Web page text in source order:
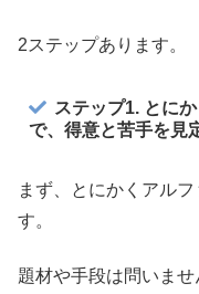
2ステップあります。
ステップ1. とに
で、得意と苦手を見
まず、とにかくアル
す。
題材や手段は問いま